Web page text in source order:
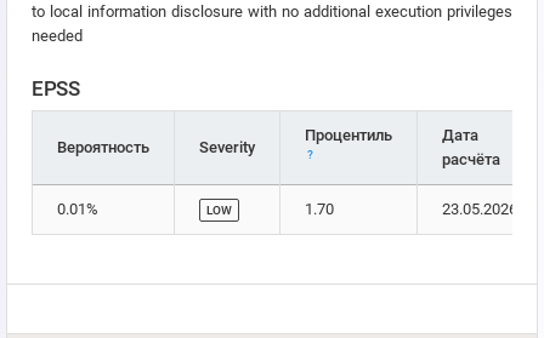
to local information disclosure with no additional execution privileges
needed
EPSS
Вероятность Severity
Процентиль
?
Дата
расчёта
0.01% LOW 1.70 23.05.2026